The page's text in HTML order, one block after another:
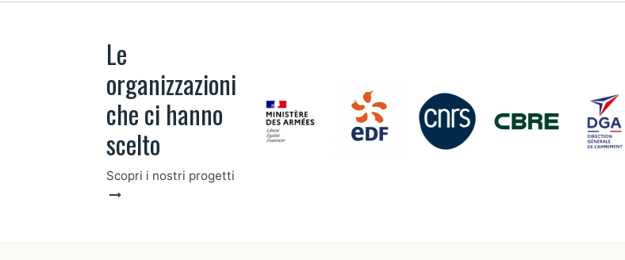
Le
organizzazioni
che ci hanno
scelto
Scopri i nostri progetti